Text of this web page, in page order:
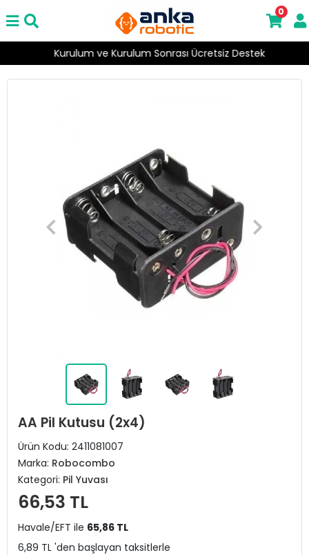
Kurulum ve Kurulum Sonrası Ücretsiz Destek
0
AA Pil Kutusu (2x4)
Ürün Kodu: 2411081007
Marka: Robocombo
Kategori: Pil Yuvası
66,53 TL
Havale/EFT ile 65,86 TL
6,89 TL 'den başlayan taksitlerle